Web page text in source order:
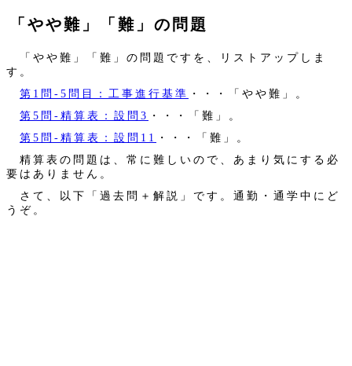
「やや難」「難」の問題
「やや難」「難」の問題ですを、リストアップしま
す。
第1問‐5問目：工事進行基準 ・・・「やや難」。
第5問‐精算表：設問3 ・・・「難」。
第5問‐精算表：設問11
・・・「難」。
精算表の問題は、常に難しいので、あまり気にする必
要はありません。
さて、以下「過去問＋解説」です。通勤・通学中にど
うぞ。